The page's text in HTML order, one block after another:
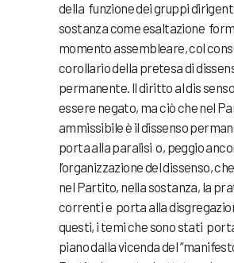
della funzione dei gruppi
sostanza come esaltazione
momento assembleare, col
corollario della pretesa di
permanente. ll diritto al dis
essere negato, ma ciò che nel
ammissibile è il dissenso
porta alla paralisi o, peggio
l’organizzazione del dissenso,
nel Partito, nella sostanza, la
correnti e porta alla
questi, i temi che sono stati
piano dalla vicenda del